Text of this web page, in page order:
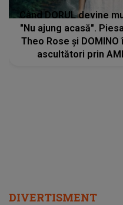
Când DORUL devine
"Nu ajung acasă".
Theo Rose și
ascultători prin
DIVERTISMENT